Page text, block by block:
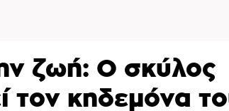
ζωή: Ο σκύλος
τον κηδεμόνα